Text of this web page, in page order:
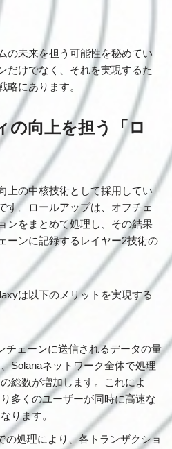
の未来を担う可能性を秘めてい
だけでなく、それを実現するた
略にあります。
の向上を担う「ロ
上の中核技術として採用してい
す。ロールアップは、オフチェ
ンをまとめて処理し、その結果
ーンに記録するレイヤー2技術の
は以下のメリットを実現する
チェーンに送信されるデータの量
Solanaネットワーク全体で処理
総数が増加します。これによ
多くのユーザーが同時に高速な
ります。
の処理により、各トランザクショ